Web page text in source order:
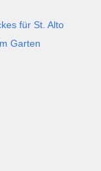
für St. Alto
Garten